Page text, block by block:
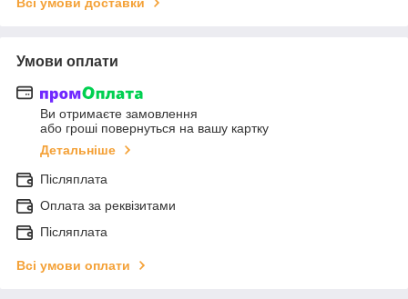
Умови оплати
Ви отримаєте замовлення
або гроші повернуться на вашу картку
Детальніше
Післяплата
Оплата за реквізитами
Післяплата
Всі умови оплати